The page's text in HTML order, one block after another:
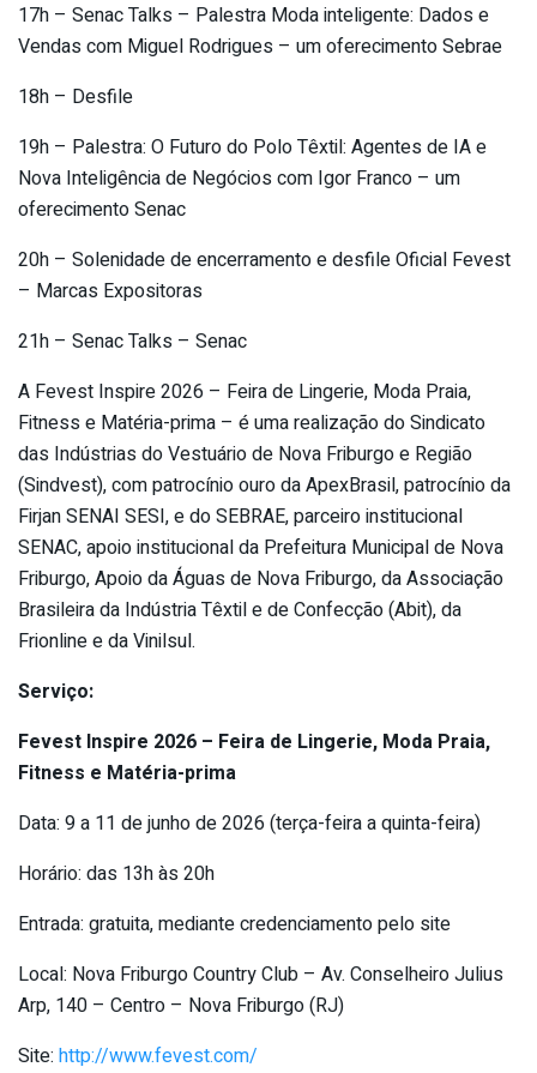
17h – Senac Talks – Palestra Moda inteligente: Dados e
Vendas com Miguel Rodrigues – um oferecimento Sebrae
18h – Desfile
19h – Palestra: O Futuro do Polo Têxtil: Agentes de IA e
Nova Inteligência de Negócios com Igor Franco – um
oferecimento Senac
20h – Solenidade de encerramento e desfile Oficial Fevest
– Marcas Expositoras
21h – Senac Talks – Senac
A Fevest Inspire 2026 – Feira de Lingerie, Moda Praia,
Fitness e Matéria-prima – é uma realização do Sindicato
das Indústrias do Vestuário de Nova Friburgo e Região
(Sindvest), com patrocínio ouro da ApexBrasil, patrocínio da
Firjan SENAI SESI, e do SEBRAE, parceiro institucional
SENAC, apoio institucional da Prefeitura Municipal de Nova
Friburgo, Apoio da Águas de Nova Friburgo, da Associação
Brasileira da Indústria Têxtil e de Confecção (Abit), da
Frionline e da Vinilsul.
Serviço:
Fevest Inspire 2026 – Feira de Lingerie, Moda Praia,
Fitness e Matéria-prima
Data: 9 a 11 de junho de 2026 (terça-feira a quinta-feira)
Horário: das 13h às 20h
Entrada: gratuita, mediante credenciamento pelo site
Local: Nova Friburgo Country Club – Av. Conselheiro Julius
Arp, 140 – Centro – Nova Friburgo (RJ)
Site: http://www.fevest.com/